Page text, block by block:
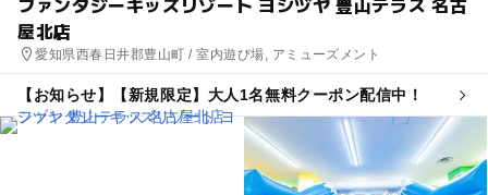
屋北店
愛知県西春日井郡豊山町 / 室内遊び場, アミューズメント
【お知らせ】【新規限定】大人1名無料クーポン配信中！